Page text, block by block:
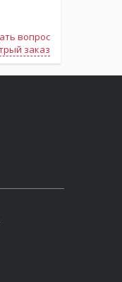
вопрос
заказ